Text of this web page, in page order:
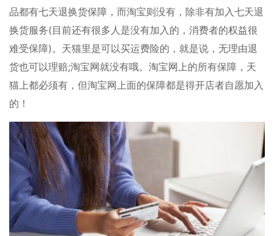
品都有七天退换货保障，而淘宝则没有，除非有加入七天退
换货服务(目前还有很多人是没有加入的，消费者的权益很
难受保障)。天猫里是可以买运费险的，就是说，无理由退
货也可以理赔;淘宝网就没有哦。淘宝网上的所有保障，天
猫上都必须有，但淘宝网上面的保障都是得开店者自愿加入
的！